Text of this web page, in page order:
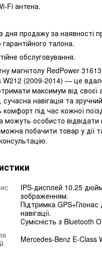
Fi антена.
з дня продажу за наявності
талона.
обслуговування.
магнітолу RedPower
W212 (2009-2014) — це
максимум від своєї
сучасна навігація та
комфорт під час кожної
можуть особисто
побачити товар у дії
IPS-дисплей 10.25
зображенням.
Підтримка GPS+Глонас
навігації.
Сумісність з Bluetooth
Mercedes-Benz E-Class